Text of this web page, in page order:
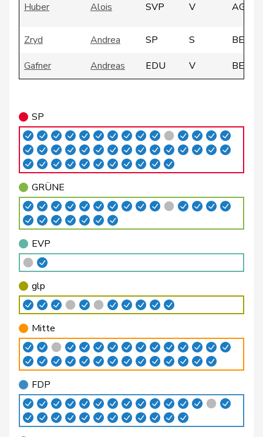
Huber Alois SVP V AG
Zryd Andrea SP S
BE
Gafner
Andreas EDU V
BE
Meier
Silberschmidt
Andri FDP RL
Giacometti
Anna FDP RL
GR
Rosenwasser
Anna SP S
ZH
Glättli
Balthasar
Gysi
Schaffner
Barbara glp GL
ZH
Steinemann
Barbara SVP V
ZH
Flach
Walti
Beat FDP RL
Giezendanner
Benjamin SVP V
Roduit
Benjamin Mitte M-E
VS
SP
GRÜNE
EVP
glp
Mitte
FDP